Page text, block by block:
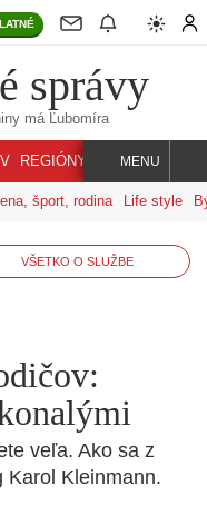
správy
má Ľubomíra
REGIÓNY INDEX SVET
MENU
šport, rodina Life style
VŠETKO O SLUŽBE
veľa. Ako sa z
Kleinmann.